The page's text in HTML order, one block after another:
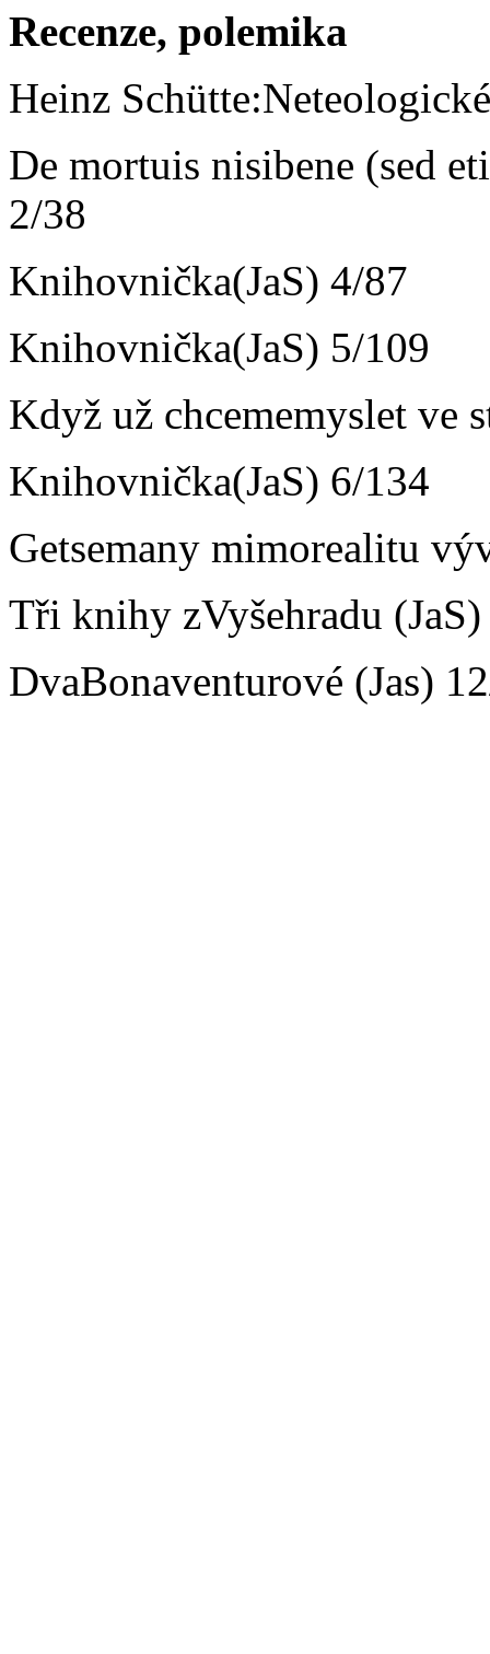
Recenze, polemika
Heinz
De mortuis nisibene (sed
2/38
Knihovnička(JaS) 4/87
Knihovnička(JaS) 5/109
Když už chcememyslet ve
Knihovnička(JaS) 6/134
Getsemany mimorealitu
Tři knihy zVyšehradu
DvaBonaventurové (Jas)